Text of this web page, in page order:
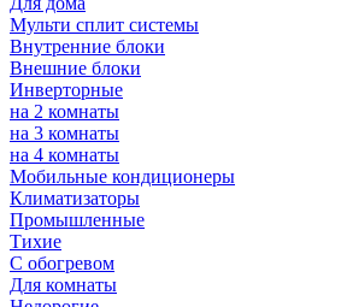
Мульти сплит системы
Внутренние блоки
Внешние блоки
Инверторные
на 2 комнаты
на 3 комнаты
на 4 комнаты
Мобильные кондиционеры
Климатизаторы
Промышленные
Тихие
С обогревом
Для комнаты